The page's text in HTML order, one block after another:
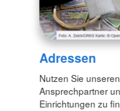
Adressen
Nutzen Sie
Ansprechpartner
Einrichtungen zu